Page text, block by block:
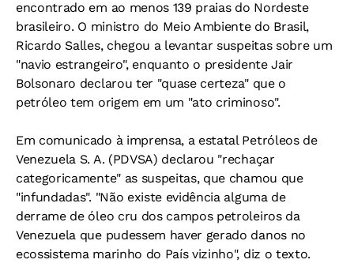
encontrado em ao menos 139 praias do Nordeste
brasileiro. O ministro do Meio Ambiente do Brasil,
Ricardo Salles, chegou a levantar suspeitas sobre um
"navio estrangeiro", enquanto o presidente Jair
Bolsonaro declarou ter "quase certeza" que o
petróleo tem origem em um "ato criminoso".
Em comunicado à imprensa, a estatal Petróleos de
Venezuela S. A. (PDVSA) declarou "rechaçar
categoricamente" as suspeitas, que chamou que
"infundadas". "Não existe evidência alguma de
derrame de óleo cru dos campos petroleiros da
Venezuela que pudessem haver gerado danos no
ecossistema marinho do País vizinho", diz o texto.